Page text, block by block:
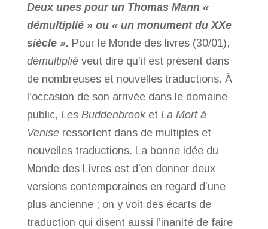
Deux unes pour un Thomas Mann «
démultiplié » ou « un monument du XXe
siècle ». Pour le Monde des livres (30/01),
démultipliéveut dire qu’il est présent dans
de nombreuses et nouvelles traductions. À
l’occasion de son arrivée dans le domaine
public, Les Buddenbrooket La Mort à
Veniseressortent dans de multiples et
nouvelles traductions. La bonne idée du
Monde des Livres est d’en donner deux
versions contemporaines en regard d’une
plus ancienne ; on y voit des écarts de
traduction qui disent aussi l’inanité de faire